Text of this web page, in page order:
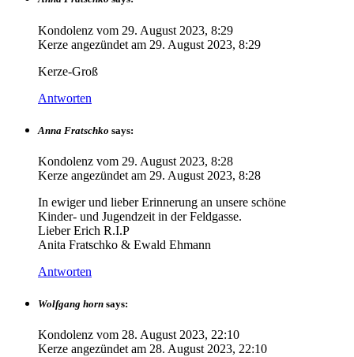
Kondolenz vom 29. August 2023, 8:29
Kerze angezündet am 29. August 2023, 8:29
Kerze-Groß
Antworten
Anna Fratschko says:
Kondolenz vom 29. August 2023, 8:28
Kerze angezündet am 29. August 2023, 8:28
In ewiger und lieber Erinnerung an unsere schöne
Kinder- und Jugendzeit in der Feldgasse.
Lieber Erich R.I.P
Anita Fratschko & Ewald Ehmann
Antworten
Wolfgang horn says:
Kondolenz vom 28. August 2023, 22:10
Kerze angezündet am 28. August 2023, 22:10